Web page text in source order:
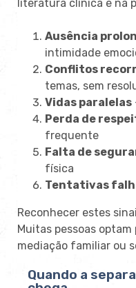
literatura clínica e na
Ausência
intimidade
Conflitos
temas, sem
Vidas paralelas
Perda de
frequente
Falta de
física
Tentativas
Reconhecer estes
Muitas pessoas
mediação familiar ou
Quando a